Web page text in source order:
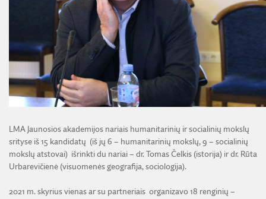
LMA Jaunosios akademijos nariais humanitarinių ir socialinių mokslų
srityse iš 15 kandidatų (iš jų 6 – humanitarinių mokslų, 9 – socialinių
mokslų atstovai) išrinkti du nariai – dr. Tomas Čelkis (istorija) ir dr. Rūta
Urbarevičienė (visuomenės geografija, sociologija).
2021 m. skyrius vienas ar su partneriais organizavo 18 renginių –